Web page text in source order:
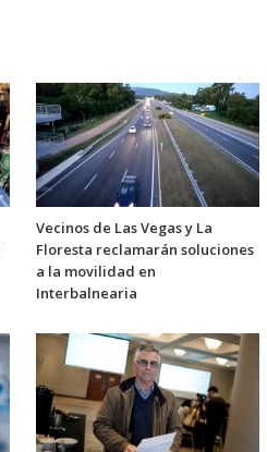
Vecinos de Las Vegas y La
Floresta reclamarán soluciones
a la movilidad en
Interbalnearia